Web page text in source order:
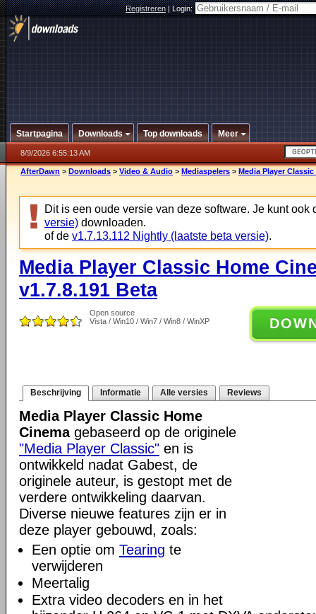
Registreren|Login:
Startpagina Downloads Top downloads Meer
8/9/2026 6:55:13 AM
AfterDawn > Downloads > Video & Audio > Mediaspelers > Media Player
Dit is een oude versie van deze software. Je kunt ook
versie) downloaden.
of de v1.7.13.112 Nightly (laatste beta versie).
Media Player Classic Home
v1.7.8.191 Beta
Open source
Vista / Win10 / Win7 / Win8 / WinXP
Beschrijving Informatie Alle versies Reviews
Media Player Classic Home
Cinemagebaseerd op de originele
"Media Player Classic" en is
ontwikkeld nadat Gabest, de
originele auteur, is gestopt met de
verdere ontwikkeling daarvan.
Diverse nieuwe features zijn er in
deze player gebouwd, zoals:
Een optie om Tearing te
verwijderen
Meertalig
Extra video decoders en in het